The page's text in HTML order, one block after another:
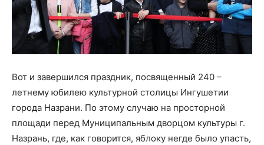
Вот и завершился праздник, посвященный 240 –
летнему юбилею культурной столицы Ингушетии
города Назрани. По этому случаю на просторной
площади перед Муниципальным дворцом культуры г.
Назрань, где, как говорится, яблоку негде было упасть,